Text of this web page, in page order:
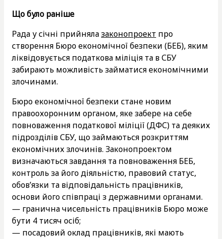
Що було раніше
Рада у січні прийнялазаконопроект про
створення Бюро економічної безпеки (БЕБ), яким
ліквідовується податкова міліція та в СБУ
забирають можливість займатися економічними
злочинами.
Бюро економічної безпеки стане новим
правоохоронним органом, яке забере на себе
повноваження податкової міліції (ДФС) та деяких
підрозділів СБУ, що займаються розкриттям
економічних злочинів. Законопроектом
визначаються завдання та повноваження БЕБ,
контроль за його діяльністю, правовий статус,
обов’язки та відповідальність працівників,
основи його співпраці з державними органами.
— гранична чисельність працівників Бюро може
бути 4 тисяч осіб;
— посадовий оклад працівників, які мають